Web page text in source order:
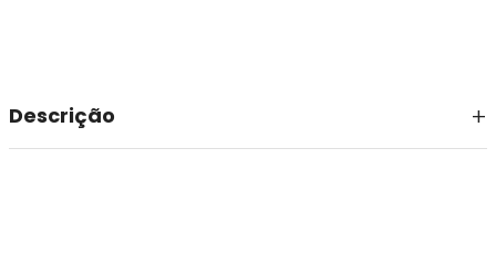
Descrição